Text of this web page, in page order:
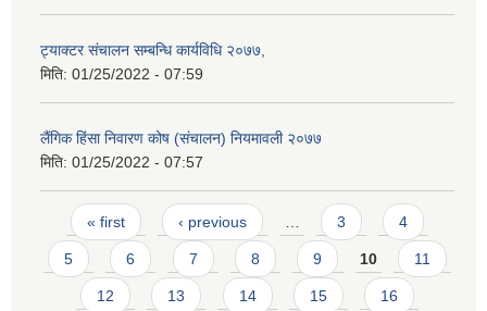
ट्याक्टर संचालन सम्बन्धि कार्यविधि २०७७,
मिति: 01/25/2022 - 07:59
लैंगिक हिंसा निवारण कोष (संचालन) नियमावली २०७७
मिति: 01/25/2022 - 07:57
Pages
« first ‹ previous 3 4
5 6 7 8 9 10 11
12 13 14 15 16